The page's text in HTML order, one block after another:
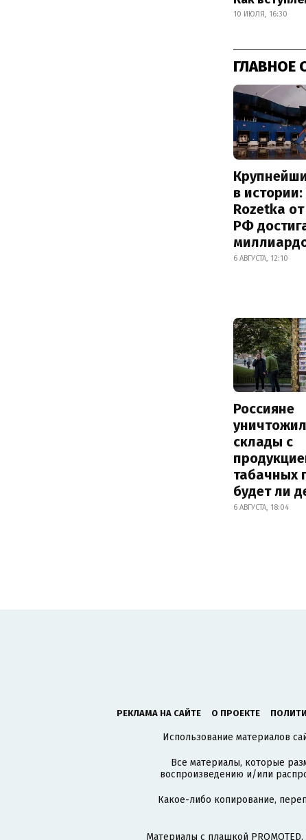
10 ИЮЛЯ, 16:30
ГЛАВНОЕ
в
Rozetka
РФ
6 АВГУСТА, 12:10
Россияне
склады с
табачных
будет ли
6 АВГУСТА, 18:04
РЕКЛАМА НА САЙТЕ О ПРОЕКТЕ
Использование материалов
Все материалы, которые
воспроизведению и/или
Какое-либо копирование,
Материалы с плашкой